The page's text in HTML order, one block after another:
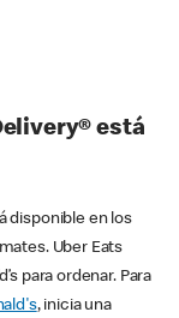
está
disponible en los
Uber Eats
para ordenar. Para
, inicia una